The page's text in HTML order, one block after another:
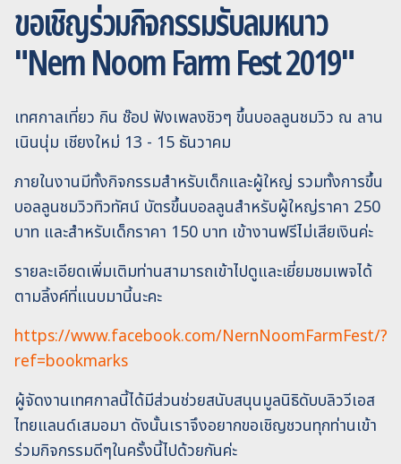
ขอเชิญร่วมกิจกรรมรับลมหนาว
"Nern Noom Farm Fest 2019"
เทศกาลเที่ยว กิน ช๊อป ฟังเพลงชิวๆ ขึ้นบอลลูนชมวิว ณ ลาน
เนินนุ่ม เชียงใหม่ 13 - 15 ธันวาคม
ภายในงานมีทั้งกิจกรรมสำหรับเด็กและผู้ใหญ่ รวมทั้งการขึ้น
บอลลูนชมวิวทิวทัศน์ บัตรขึ้นบอลลูนสำหรับผู้ใหญ่ราคา 250
บาท และสำหรับเด็กราคา 150 บาท เข้างานฟรีไม่เสียเงินค่ะ
รายละเอียดเพิ่มเติมท่านสามารถเข้าไปดูและเยี่ยมชมเพจได้
ตามลิ้งค์ที่แนบมานี้นะคะ
https://www.facebook.com/NernNoomFarmFest/?
ref=bookmarks
ผู้จัดงานเทศกาลนี้ได้มีส่วนช่วยสนับสนุนมูลนิธิดับบลิววีเอส
ไทยแลนด์เสมอมา ดังนั้นเราจึงอยากขอเชิญชวนทุกท่านเข้า
ร่วมกิจกรรมดีๆในครั้งนี้ไปด้วยกันค่ะ